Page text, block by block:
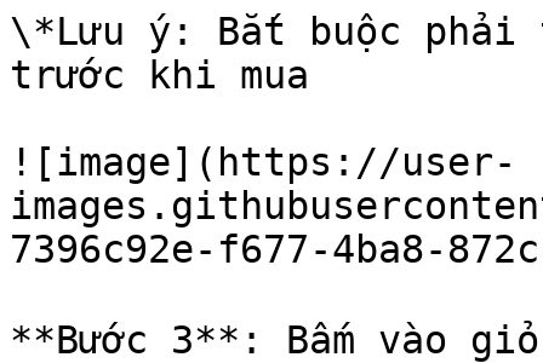
\*Lưu ý: Bắt buộc phải
trước khi mua
![image](https://user-
7396c92e-f677-4ba8-
**Bước 3**: Bấm vào